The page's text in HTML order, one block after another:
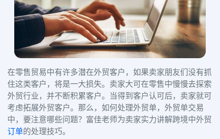
在零售贸易中有许多潜在外贸客户，如果卖家朋友们没有抓
住这类客户，将是一大损失。卖家大可在零售中慢慢去探索
外贸行业，并不断积累客户。当得到客户认可后，卖家就可
考虑拓展外贸客户。那么，如何处理外贸单，外贸单交易
中，要注意哪些问题？富佳老师为卖家实力讲解跨境中外贸
订单的处理技巧。